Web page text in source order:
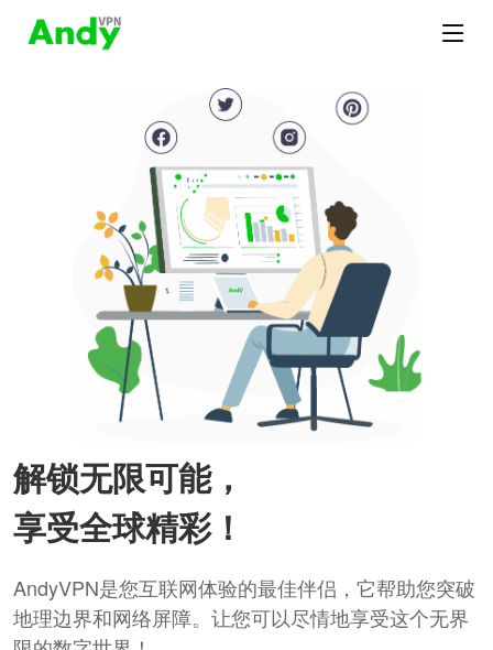
解锁无限可能，
享受全球精彩！
AndyVPN是您互联网体验的最佳伴侣，它帮助您突破
地理边界和网络屏障。让您可以尽情地享受这个无界